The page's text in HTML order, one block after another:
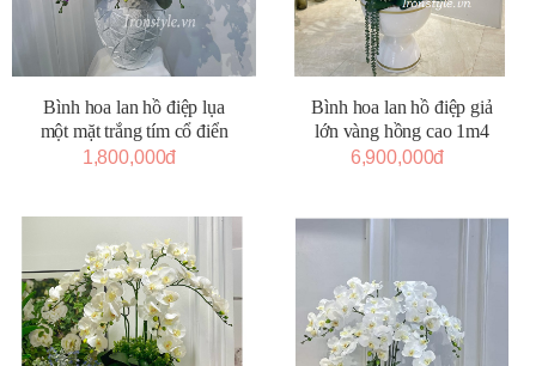
Bình hoa lan hồ điệp lụa
một mặt trắng tím cổ điển
1,800,000đ
Bình hoa lan hồ điệp giả
lớn vàng hồng cao 1m4
6,900,000đ